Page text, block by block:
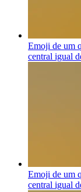
Emoji de um
central igual
Emoji de um
central igual